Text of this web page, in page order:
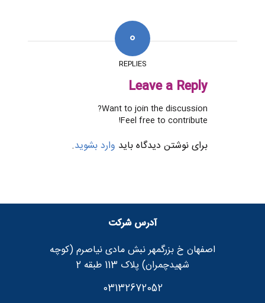
0
REPLIES
Leave a Reply
Want to join the discussion?
Feel free to contribute!
برای نوشتن دیدگاه باید وارد بشوید.
آدرس شرکت
اصفهان خ بزرگمهر نبش مادی نیاصرم (کوچه
شهیدچمران) پلاک 113 طبقه 2
03132672052